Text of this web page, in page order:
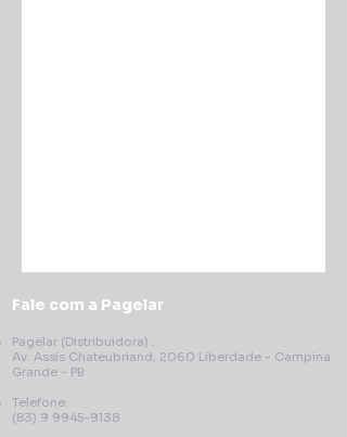
Fale com a Pagelar
Pagelar (Distribuidora) :
Av. Assis Chateubriand, 2060 Liberdade - Campina
Grande - PB
Telefone:
(83) 9 9945-9138